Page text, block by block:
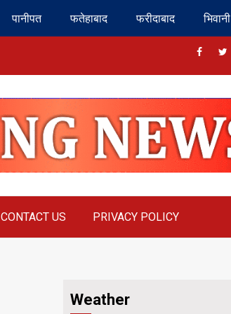
पानीपत फतेहाबाद फरीदाबाद भिवानी
CONTACT US PRIVACY POLICY
Weather